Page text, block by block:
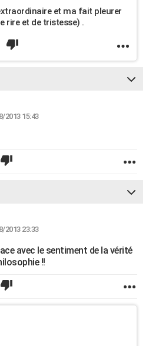
et ma fait pleurer
rire et de tristesse) .
2013 15:43
2013 23:33
avec le sentiment de la vérité
!!